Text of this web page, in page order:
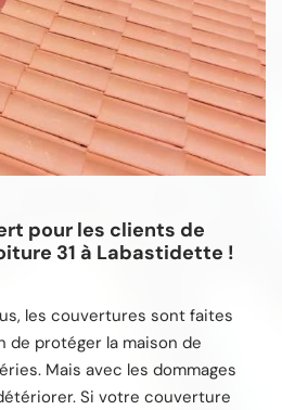
pour les clients de
31 à Labastidette !
les couvertures sont faites
de protéger la maison de
Mais avec les dommages
Si votre couverture